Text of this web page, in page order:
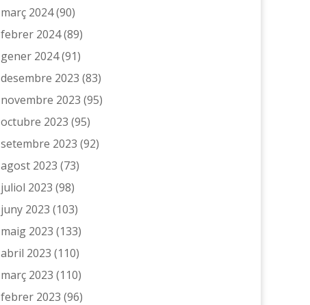
març 2024(90)
febrer 2024(89)
gener 2024(91)
desembre 2023 (83)
novembre 2023 (95)
octubre 2023 (95)
setembre 2023 (92)
agost 2023 (73)
juliol 2023 (98)
juny 2023 (103)
maig 2023 (133)
abril 2023 (110)
març 2023 (110)
febrer 2023 (96)